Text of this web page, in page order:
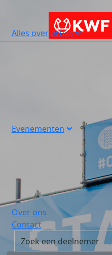
Alles over acties
Evenementen
Over ons
Contact